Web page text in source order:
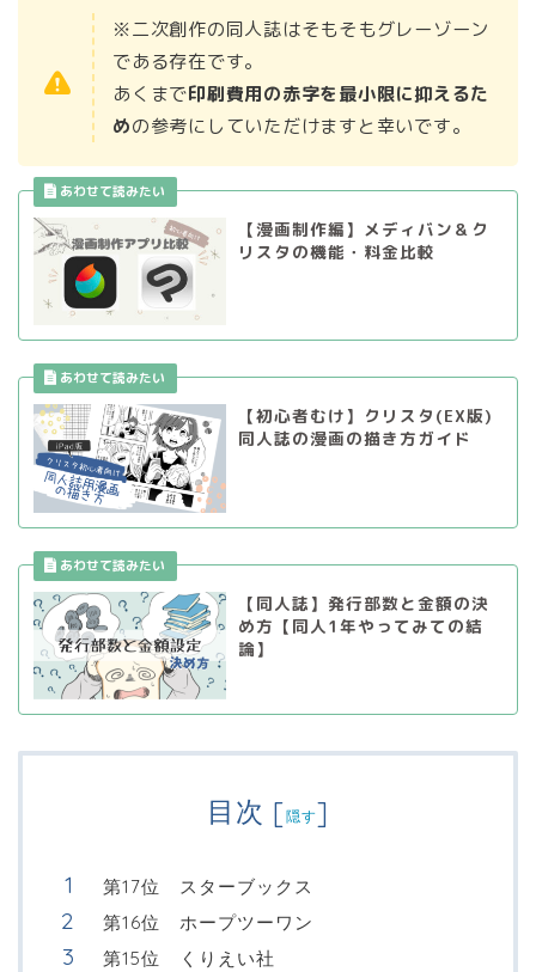
※二次創作の同人誌はそもそもグレーゾーン
である存在です。
あくまで印刷費用の赤字を最小限に抑えるた
めの参考にしていただけますと幸いです。
【漫画制作編】メディバン＆ク
リスタの機能・料金比較
【初心者むけ】クリスタ(EX版)
同人誌の漫画の描き方ガイド
【同人誌】発行部数と金額の決
め方【同人1年やってみての結
論】
目次 [隠す]
第17位 スターブックス
第16位 ホープツーワン
第15位 くりえい社